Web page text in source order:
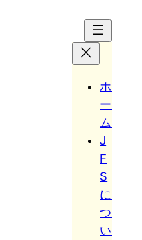
ホ
ー
ム
J
F
S
に
つ
い